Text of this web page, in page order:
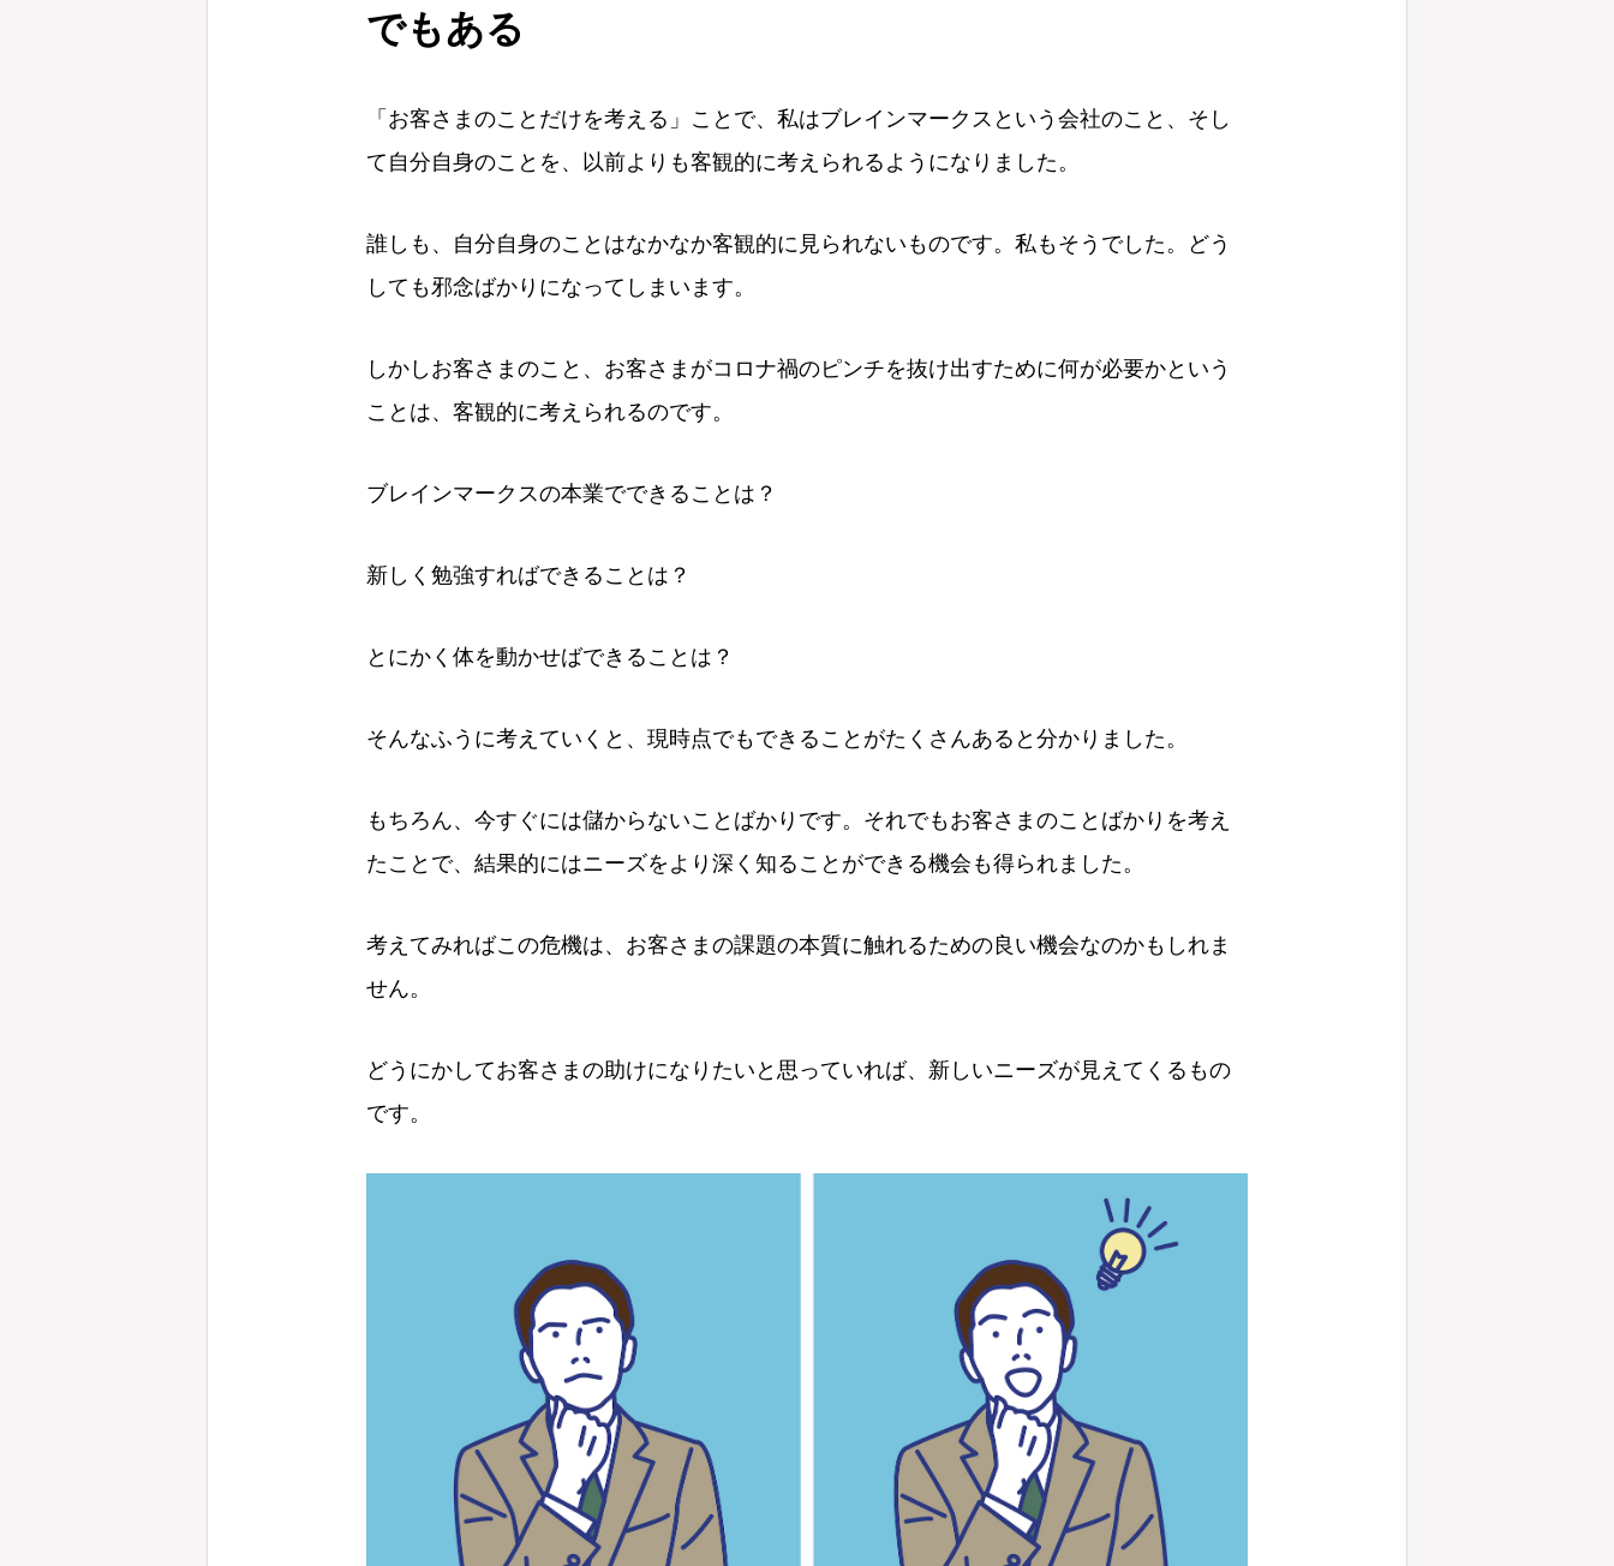
でもある
「お客さまのことだけを考える」ことで、私はブレインマークスという会社のこと、そし
て自分自身のことを、以前よりも客観的に考えられるようになりました。
誰しも、自分自身のことはなかなか客観的に見られないものです。私もそうでした。どう
しても邪念ばかりになってしまいます。
しかしお客さまのこと、お客さまがコロナ禍のピンチを抜け出すために何が必要かという
ことは、客観的に考えられるのです。
ブレインマークスの本業でできることは？
新しく勉強すればできることは？
とにかく体を動かせばできることは？
そんなふうに考えていくと、現時点でもできることがたくさんあると分かりました。
もちろん、今すぐには儲からないことばかりです。それでもお客さまのことばかりを考え
たことで、結果的にはニーズをより深く知ることができる機会も得られました。
考えてみればこの危機は、お客さまの課題の本質に触れるための良い機会なのかもしれま
せん。
どうにかしてお客さまの助けになりたいと思っていれば、新しいニーズが見えてくるもの
です。